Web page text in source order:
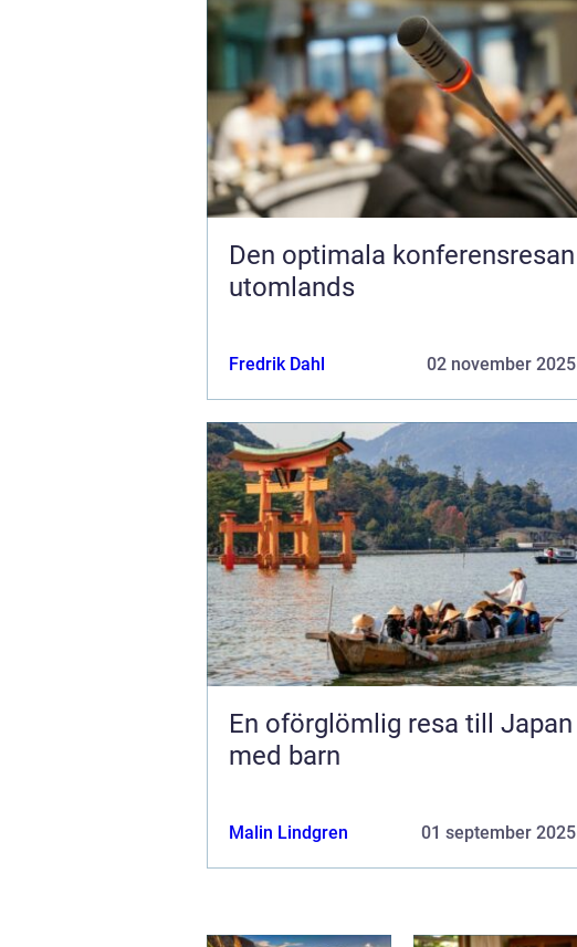
Den optimala konferensresan
utomlands
Fredrik Dahl 02 november 2025
En oförglömlig resa till Japan
med barn
Malin Lindgren 01 september 2025